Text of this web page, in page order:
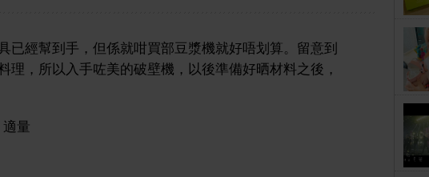
已經幫到手，但係就咁買部豆漿機就好唔划算。留意到
理，所以入手咗美的破壁機，以後準備好晒材料之後，
量